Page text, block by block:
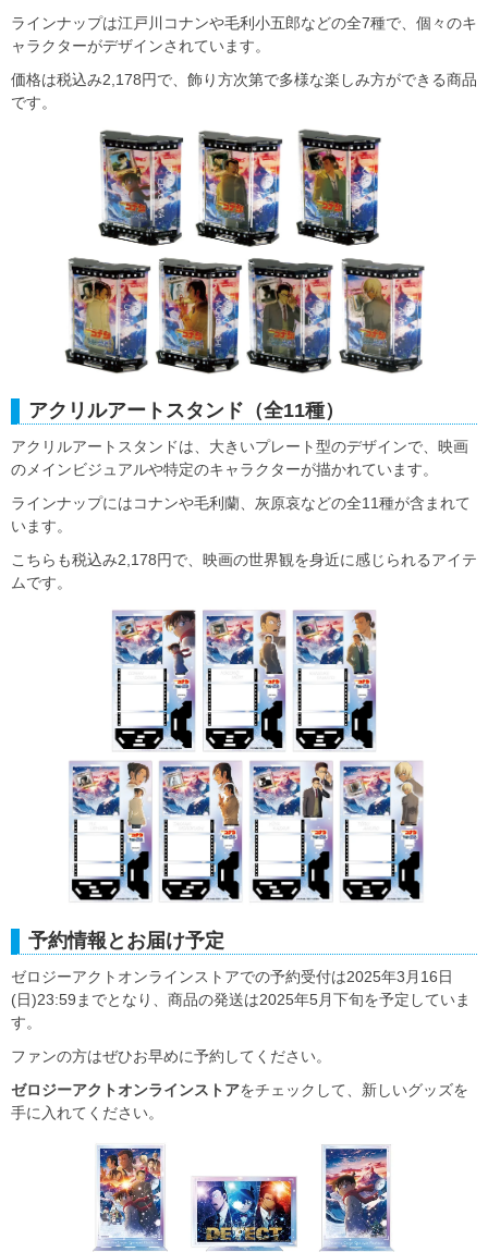
ラインナップは江戸川コナンや毛利小五郎などの全7種で、個々のキ
ャラクターがデザインされています。
価格は税込み2,178円で、飾り方次第で多様な楽しみ方ができる商品
です。
アクリルアートスタンド（全11種）
アクリルアートスタンドは、大きいプレート型のデザインで、映画
のメインビジュアルや特定のキャラクターが描かれています。
ラインナップにはコナンや毛利蘭、灰原哀などの全11種が含まれて
います。
こちらも税込み2,178円で、映画の世界観を身近に感じられるアイテ
ムです。
予約情報とお届け予定
ゼロジーアクトオンラインストアでの予約受付は2025年3月16日
(日)23:59までとなり、商品の発送は2025年5月下旬を予定していま
す。
ファンの方はぜひお早めに予約してください。
ゼロジーアクトオンラインストアをチェックして、新しいグッズを
手に入れてください。